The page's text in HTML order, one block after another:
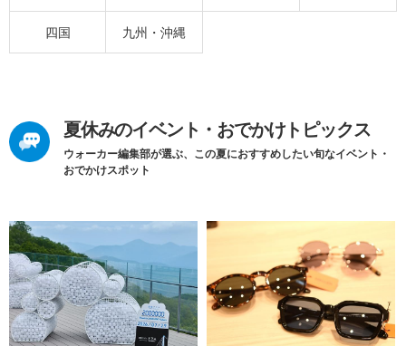
四国 九州・沖縄
夏休みのイベント・おでかけトピックス
ウォーカー編集部が選ぶ、この夏におすすめしたい旬なイベント・
おでかけスポット